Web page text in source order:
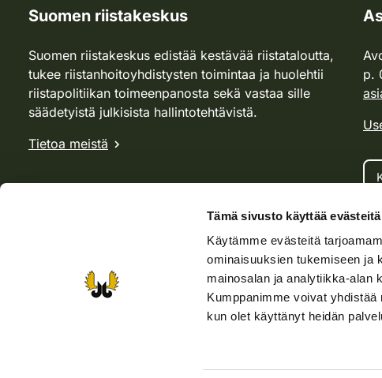
Tämä sivusto käyttää evästeitä
Käytämme evästeitä
ominaisuuksien tukemiseen ja
mainosalan ja analytiikka-alan
Kumppanimme voivat yhdistää
kun olet käyttänyt heidän
Suomen riistakeskus
Suomen riistakeskus edistää kestävää riistataloutta,
tukee riistanhoitoyhdistysten toimintaa ja huolehtii
riistapolitiikan toimeenpanosta sekä vastaa sille
säädetyistä julkisista hallintotehtävistä.
Tietoa meistä
p.